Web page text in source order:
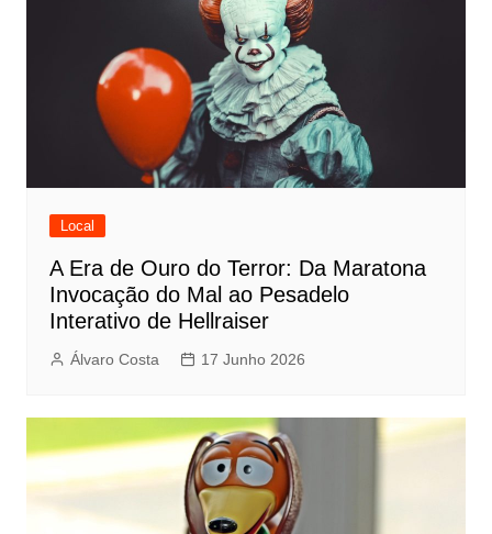
Local
A Era de Ouro do Terror: Da Maratona
Invocação do Mal ao Pesadelo
Interativo de Hellraiser
Álvaro Costa 17 Junho 2026